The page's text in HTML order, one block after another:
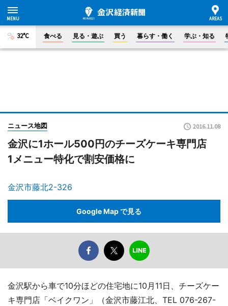
32°C 食べる 見る・遊ぶ 買う 暮らす・働く 学ぶ・知る
ニュース地図 2016.11.08
金沢に1ホール500円のチーズケーキ専門店
1メニュー特化で割安価格に
金沢市藤北2-326
Google Map で見る
金沢駅から車で10分ほどの住宅地に10月11日、チーズケー
キ専門店「ベイクワン」（金沢市藤江北、TEL 076-267-